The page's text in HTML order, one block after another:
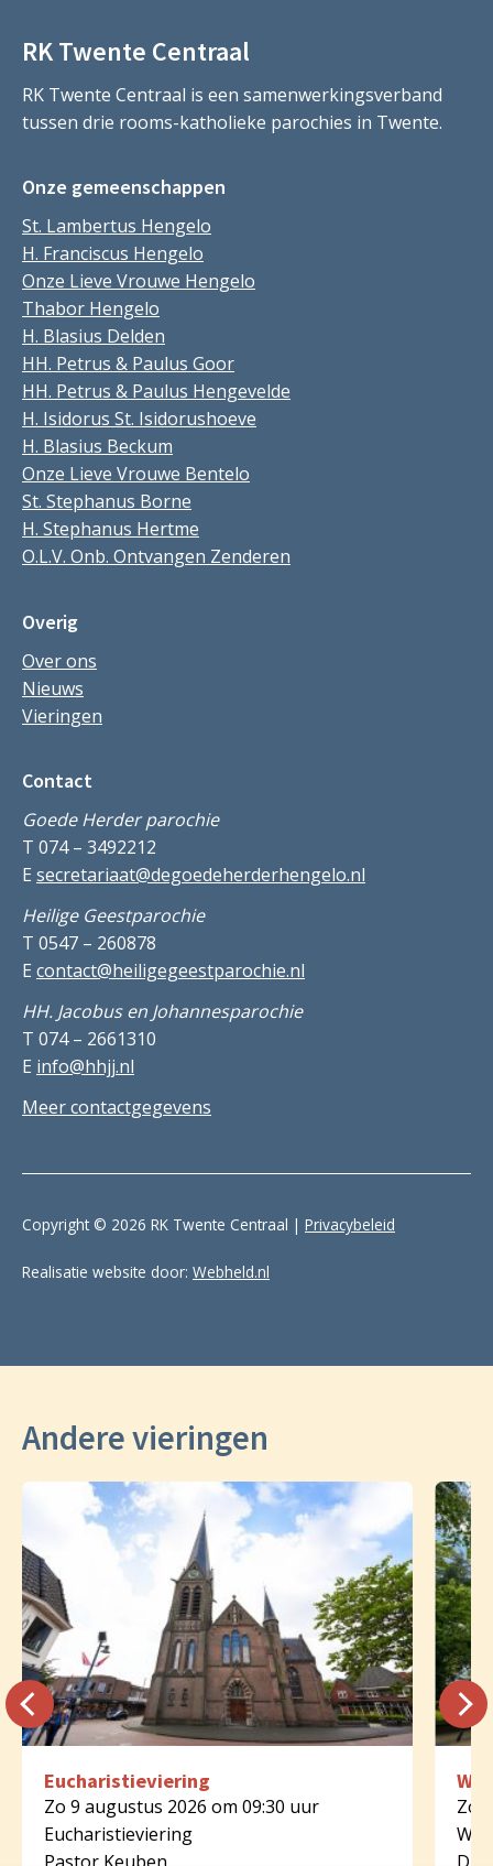
RK Twente Centraal
RK Twente Centraal is een samenwerkingsverband
tussen drie rooms-katholieke parochies in Twente.
Onze gemeenschappen
St. Lambertus Hengelo
H. Franciscus Hengelo
Onze Lieve Vrouwe Hengelo
Thabor Hengelo
H. Blasius Delden
HH. Petrus & Paulus Goor
HH. Petrus & Paulus Hengevelde
H. Isidorus St. Isidorushoeve
H. Blasius Beckum
Onze Lieve Vrouwe Bentelo
St. Stephanus Borne
H. Stephanus Hertme
O.L.V. Onb. Ontvangen Zenderen
Overig
Over ons
Nieuws
Vieringen
Contact
Goede Herder parochie
T 074 – 3492212
E secretariaat@degoedeherderhengelo.nl
Heilige Geestparochie
T 0547 – 260878
E contact@heiligegeestparochie.nl
HH. Jacobus en Johannesparochie
T 074 – 2661310
E info@hhjj.nl
Meer contactgegevens
Copyright © 2026 RK Twente Centraal | Privacybeleid
Realisatie website door: Webheld.nl
Andere vieringen
Eucharistieviering
Zo 9 augustus 2026 om 09:30 uur
Eucharistieviering
Zo